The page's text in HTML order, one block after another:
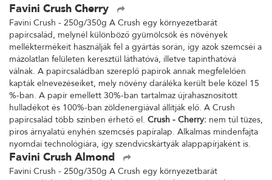
Favini Crush Cherry
Favini Crush - 250g/350g A Crush egy környezetbarát
papírcsalád, melynél különböző gyümölcsök és növények
melléktermékeit használják fel a gyártás során, így azok szemcséi a
mázolatlan felületen keresztül láthatóvá, illetve tapinthatóvá
válnak. A papírcsaládban szereplő papírok annak megfelelően
kapták elnevezéseiket, mely növény daráléka került bele közel 15
%-ban. A papír emellett 30%-ban tartalmaz újrahasznosított
hulladékot és 100%-ban zöldenergiával állítják elő. A Crush
papírcsalád több színben érhető el. Crush - Cherry: nem túl tüzes,
piros árnyalatú enyhén szemcsés papíralap. Alkalmas mindenfajta
nyomdai technológiára, így szendvicskártyák alappapírjaként is.
Favini Crush Almond
Favini Crush - 250g/350g A Crush egy környezetbarát